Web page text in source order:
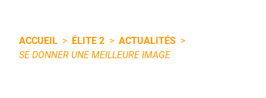
ACCUEIL > ÉLITE 2 > ACTUALITÉS >
SE DONNER UNE MEILLEURE IMAGE